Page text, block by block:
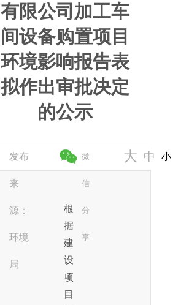
有限公司加工车
间设备购置项目
环境影响报告表
拟作出审批决定
的公示
发布
来
源：
环境
局
微
信
分
享
大 中 小
根
据
建
设
项
目